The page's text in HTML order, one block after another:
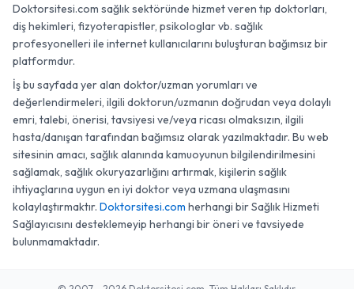
Doktorsitesi.com sağlık sektöründe hizmet veren tıp doktorları,
diş hekimleri, fizyoterapistler, psikologlar vb. sağlık
profesyonelleri ile internet kullanıcılarını buluşturan bağımsız bir
platformdur.
İş bu sayfada yer alan doktor/uzman yorumları ve
değerlendirmeleri, ilgili doktorun/uzmanın doğrudan veya dolaylı
emri, talebi, önerisi, tavsiyesi ve/veya ricası olmaksızın, ilgili
hasta/danışan tarafından bağımsız olarak yazılmaktadır. Bu web
sitesinin amacı, sağlık alanında kamuoyunun bilgilendirilmesini
sağlamak, sağlık okuryazarlığını artırmak, kişilerin sağlık
ihtiyaçlarına uygun en iyi doktor veya uzmana ulaşmasını
kolaylaştırmaktır. Doktorsitesi.com herhangi bir Sağlık Hizmeti
Sağlayıcısını desteklemeyip herhangi bir öneri ve tavsiyede
bulunmamaktadır.